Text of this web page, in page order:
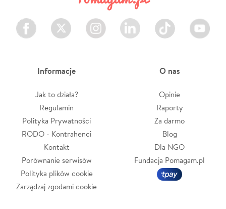
Facebook Twitter Instagram LinkedIn TikTok Youtube
Informacje
Jak to działa?
Regulamin
Polityka Prywatności
RODO - Kontrahenci
Kontakt
Porównanie serwisów
Polityka plików cookie
Zarządzaj zgodami cookie
O nas
Opinie
Raporty
Za darmo
Blog
Dla NGO
Fundacja Pomagam.pl